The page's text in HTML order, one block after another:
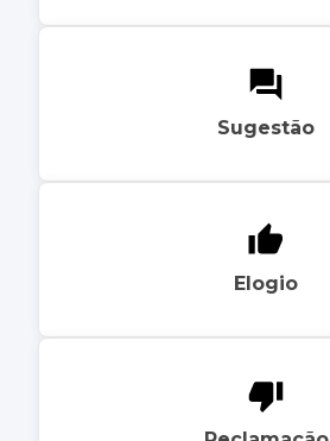
Sugestão
Elogio